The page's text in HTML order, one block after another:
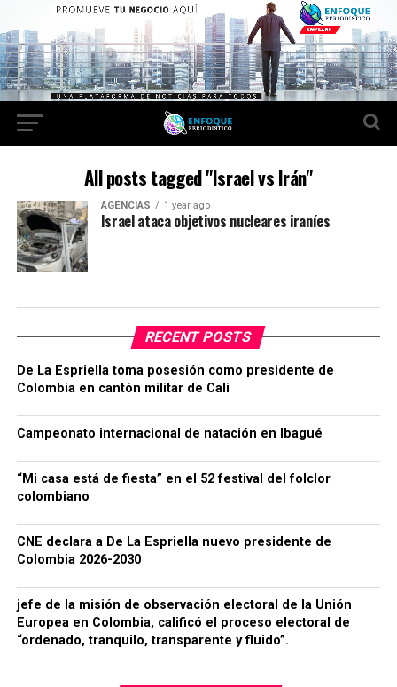
All posts tagged "Israel vs Irán"
AGENCIAS 1 year ago
Israel ataca objetivos nucleares iraníes
RECENT POSTS
De La Espriella toma posesión como presidente de
Colombia en cantón militar de Cali
Campeonato internacional de natación en Ibagué
“Mi casa está de fiesta” en el 52 festival del folclor
colombiano
CNE declara a De La Espriella nuevo presidente de
Colombia 2026-2030
jefe de la misión de observación electoral de la Unión
Europea en Colombia, calificó el proceso electoral de
“ordenado, tranquilo, transparente y fluido”.